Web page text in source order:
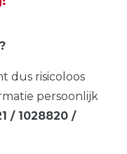
dus risicoloos
persoonlijk
/ 1028820 /